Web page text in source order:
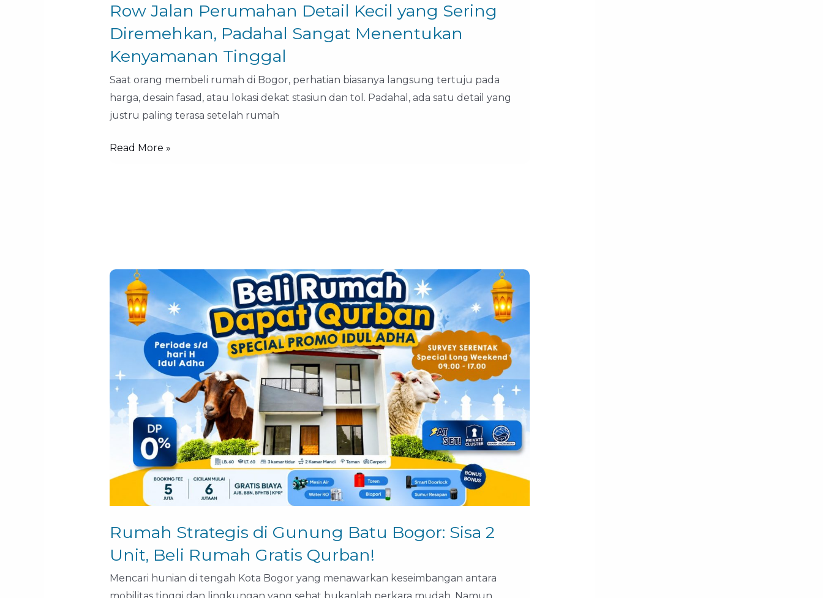
Row Jalan Perumahan Detail Kecil yang Sering
Diremehkan, Padahal Sangat Menentukan
Kenyamanan Tinggal
Saat orang membeli rumah di Bogor, perhatian biasanya langsung tertuju pada
harga, desain fasad, atau lokasi dekat stasiun dan tol. Padahal, ada satu detail yang
justru paling terasa setelah rumah
Read More »
Rumah Strategis di Gunung Batu Bogor: Sisa 2
Unit, Beli Rumah Gratis Qurban!
Mencari hunian di tengah Kota Bogor yang menawarkan keseimbangan antara
Rumah
Strategis
Gunung
Sisa
2
Unit,
Rumah
Gratis